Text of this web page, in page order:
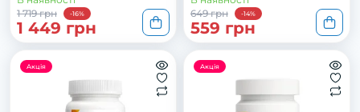
1 719 грн
-16%
1 449 грн
649 грн
-14%
559 грн
Акція Акція